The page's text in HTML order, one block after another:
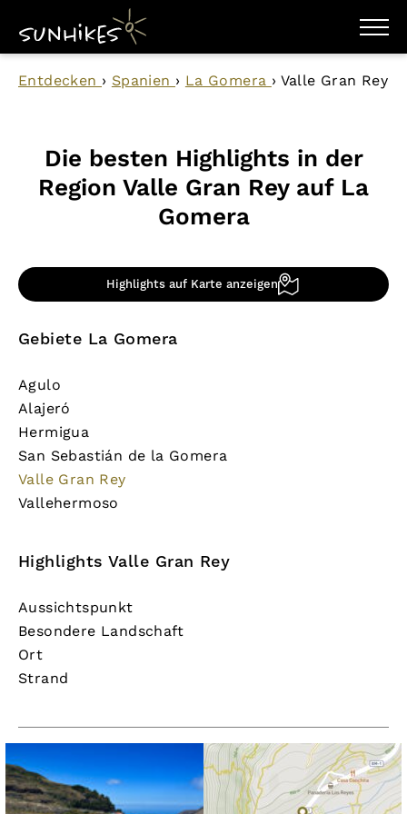
WANDERZIELE
WANDERUNGEN
PLANER
Entdecken › Spanien › La Gomera › Valle Gran Rey
Die besten Highlights in der
Region Valle Gran Rey auf La
Gomera
Highlights auf Karte anzeigen
Gebiete La Gomera
Agulo
Alajeró
Hermigua
San Sebastián de la Gomera
Valle Gran Rey
Vallehermoso
Highlights Valle Gran Rey
Aussichtspunkt
Besondere Landschaft
Ort
Strand